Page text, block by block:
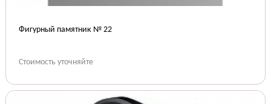
Фигурный памятник № 22
Стоимость уточняйте